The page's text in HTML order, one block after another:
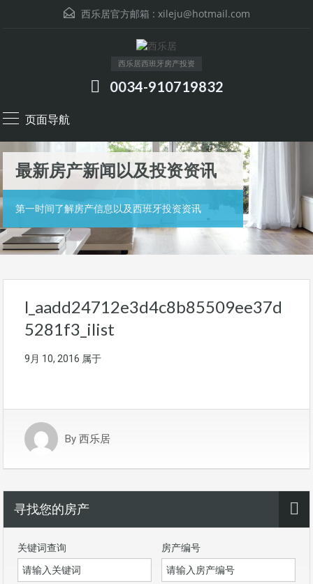
西乐居官方邮箱 : xileju@hotmail.com
西乐居西班牙房产投资
0034-910719832
页面导航
最新房产新闻以及投资资讯
第一时间了解房产信息以及西班牙投资资讯
l_aadd24712e3d4c8b85509ee37d
5281f3_ilist
9月 10, 2016 属于
By 西乐居
寻找您的房产
关键词查询 房产编号